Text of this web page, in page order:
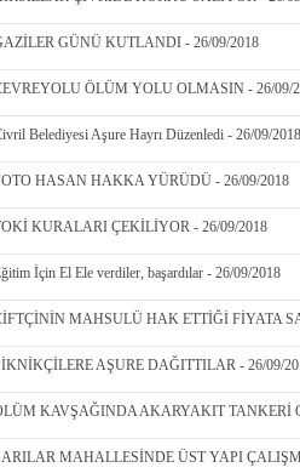
GÜNÜ KUTLANDI - 26/09/2018
ÖLÜM YOLU OLMASIN - 26/09/
Belediyesi Aşure Hayrı Düzenledi - 26/09/2018
HASAN HAKKA YÜRÜDÜ - 26/09/2018
KURALARI ÇEKİLİYOR - 26/09/2018
İçin El Ele verdiler, başardılar - 26/09/2018
MAHSULÜ HAK ETTİĞİ FİYATA
AŞURE DAĞITTILAR - 26/09/
KAVŞAĞINDA AKARYAKIT TANKERİ
MAHALLESİNDE ÜST YAPI